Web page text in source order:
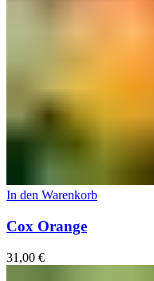
In den Warenkorb
Cox Orange
31,00 €